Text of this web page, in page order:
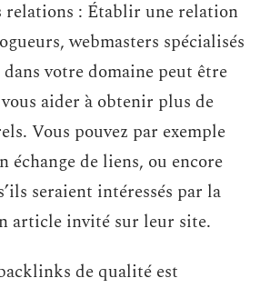
relations : Établir une relation
webmasters spécialisés
votre domaine peut être
aider à obtenir plus de
Vous pouvez par exemple
échange de liens, ou encore
seraient intéressés par la
article invité sur leur site.
de qualité est